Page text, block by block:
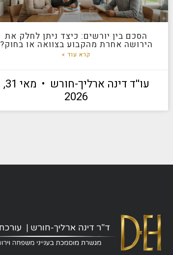
הסכם בין יורשים: כיצד ניתן לחלק את
הירושה אחרת מהקבוע בצוואה או בחוק?
קרא עוד »
עו''ד דינה ארליך-חורש
מאי 31,
2026